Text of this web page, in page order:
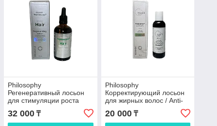
Philosophy
Регенеративный лосьон
для стимуляции роста
волос / Regenera Pro Hair
100 мл
32 000 ₸
Philosophy
Корректирующий лосьон
для жирных волос / Anti-
oily seborrheic lotion 150мл
20 000₸